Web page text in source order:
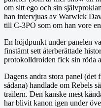
om sitt ego och sin
han intervjuas av Warwick
till C-3PO som om han vore
En höjdpunkt under panelen
finstämt sett återberättade
protokolldroiden fick sin röda
Dagens andra stora panel
sådana) handlade om Rebels
trailern. Den kanske mest
har blivit kanon igen under